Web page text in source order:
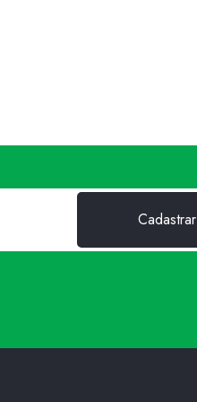
Cadastrar